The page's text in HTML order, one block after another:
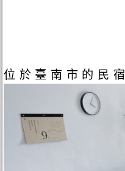
位於臺南市的民宿